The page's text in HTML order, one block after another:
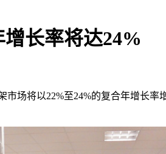
长率将达24%
市场将以22%至24%的复合年增长